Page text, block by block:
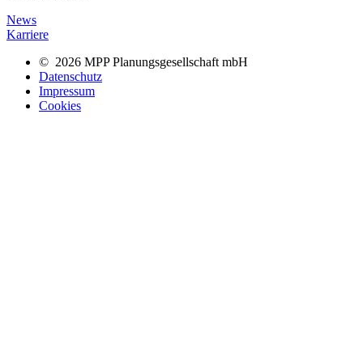
News
Karriere
© 2026 MPP Planungsgesellschaft mbH
Datenschutz
Impressum
Cookies